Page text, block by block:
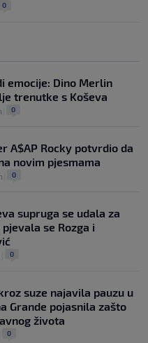
0
emocije: Dino Merlin
trenutke s Koševa
0
A$AP Rocky potvrdio da
novim pjesmama
0
supruga se udala za
se Rozga i
0
suze najavila pauzu u
Grande pojasnila zašto
života
0